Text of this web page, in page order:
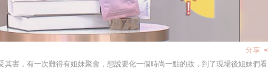
分享
害，有一次難得有姐妹聚會，想說要化一個時尚一點的妝，到了現場後姐妹們看